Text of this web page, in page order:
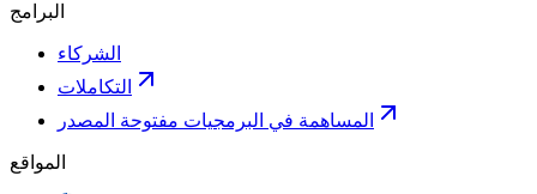
البرامج
الشركاء
التكاملات
المساهمة في البرمجيات مفتوحة المصدر
المواقع